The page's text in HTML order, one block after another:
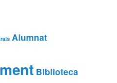
Alumnat
Biblioteca